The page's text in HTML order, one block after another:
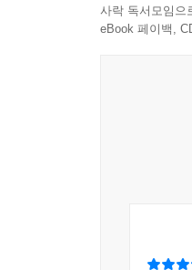
순간 유비의
“아마도 오늘
“아니, 이런
“아니, 필체
계 시게 하는
『설민석의
사건들과 플
사락 독서모임으
eBook 페이백,